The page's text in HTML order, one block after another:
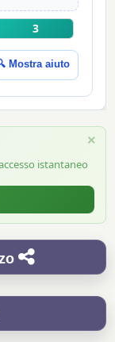
3
Mostra aiuto
istantaneo
×